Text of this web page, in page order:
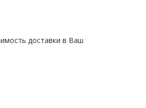
доставки в Ваш